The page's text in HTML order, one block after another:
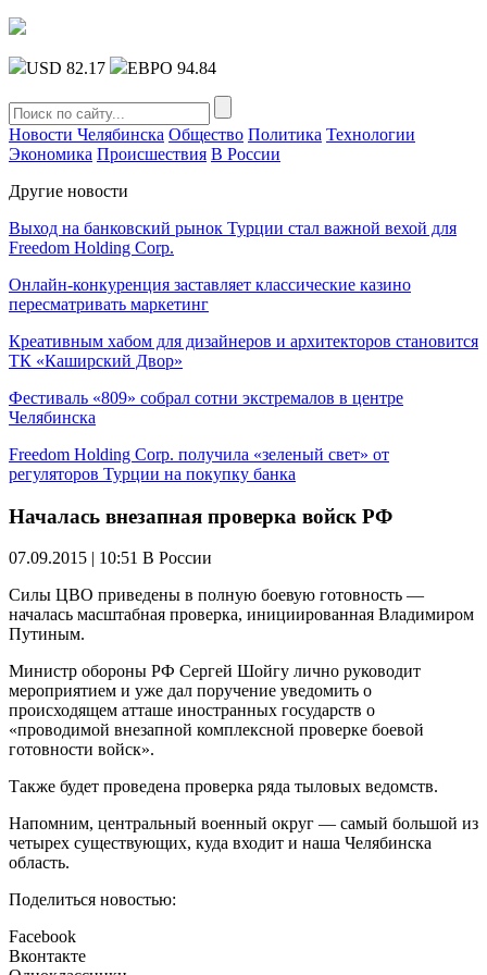
USD 82.17 ЕВРО 94.84
Новости Челябинска Общество Политика Технологии
Экономика Происшествия В России
Другие новости
Выход на банковский рынок Турции стал важной вехой для
Freedom Holding Corp.
Онлайн-конкуренция заставляет классические казино
пересматривать маркетинг
Креативным хабом для дизайнеров и архитекторов становится
ТК «Каширский Двор»
Фестиваль «809» собрал сотни экстремалов в центре
Челябинска
Freedom Holding Corp. получила «зеленый свет» от
регуляторов Турции на покупку банка
Началась внезапная проверка войск РФ
07.09.2015 | 10:51 В России
Силы ЦВО приведены в полную боевую готовность —
началась масштабная проверка, инициированная Владимиром
Путиным.
Министр обороны РФ Сергей Шойгу лично руководит
мероприятием и уже дал поручение уведомить о
происходящем атташе иностранных государств о
«проводимой внезапной комплексной проверке боевой
готовности войск».
Также будет проведена проверка ряда тыловых ведомств.
Напомним, центральный военный округ — самый большой из
четырех существующих, куда входит и наша Челябинска
область.
Поделиться новостью:
Facebook
Вконтакте